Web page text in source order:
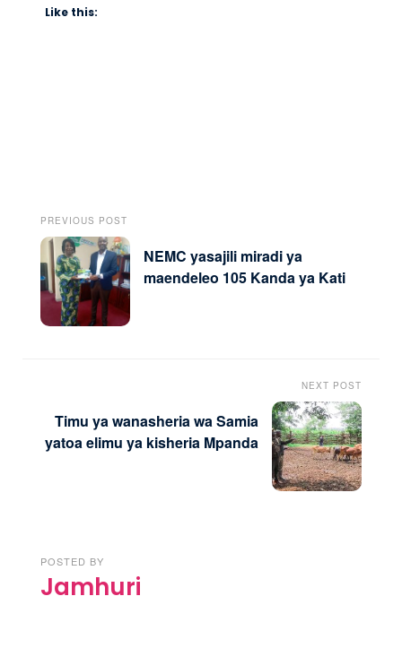
Like this:
PREVIOUS POST
NEMC yasajili miradi ya
maendeleo 105 Kanda ya Kati
NEXT POST
Timu ya wanasheria wa Samia
yatoa elimu ya kisheria Mpanda
POSTED BY
Jamhuri